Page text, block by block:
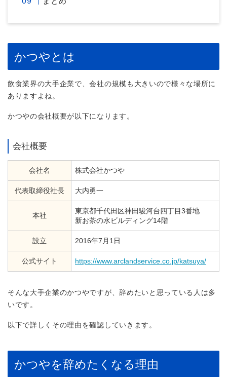
かつやとは
飲食業界の大手企業で、会社の規模も大きいので様々な場所に
ありますよね。
かつやの会社概要が以下になります。
会社概要
会社名 株式会社かつや
代表取締役社長 大内勇一
本社
東京都千代田区神田駿河台四丁目3番地
新お茶の水ビルディング14階
設立 2016年7月1日
公式サイト https://www.arclandservice.co.jp/katsuya/
そんな大手企業のかつやですが、辞めたいと思っている人は多
いです。
以下で詳しくその理由を確認していきます。
かつやを辞めたくなる理由